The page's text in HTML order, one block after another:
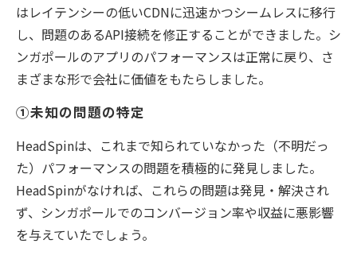
はレイテンシーの低いCDNに迅速かつシームレスに移行
し、問題のあるAPI接続を修正することができました。シ
ンガポールのアプリのパフォーマンスは正常に戻り、さ
まざまな形で会社に価値をもたらしました。
①未知の問題の特定
HeadSpinは、これまで知られていなかった（不明だっ
た）パフォーマンスの問題を積極的に発見しました。
HeadSpinがなければ、これらの問題は発見・解決され
ず、シンガポールでのコンバージョン率や収益に悪影響
を与えていたでしょう。